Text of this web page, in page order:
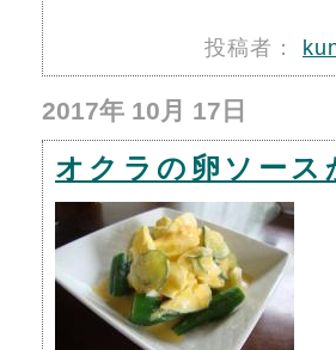
投稿者：
2017年 10月 17日
オクラの卵ソース